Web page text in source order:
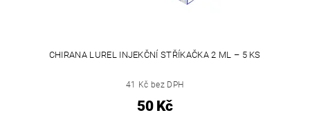
CHIRANA LUREL INJEKČNÍ STŘÍKAČKA 2 ML – 5 KS
41 Kč bez DPH
50 Kč